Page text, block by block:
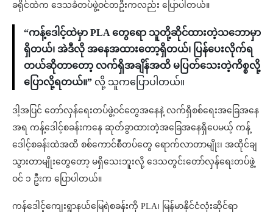
ခရိုင်ထဲက ဒေသခံတပ်ဖွဲ့ဝင်တဦးကလည်း ပြောပါတယ်။
“ကန့်ဒေါင့်ထဲမှာ PLA တွေရော သူတို့ဆိုင်ထားတဲ့သဘောမှာ
ရှိတယ်၊ အဲဒီလို အနေအထားတော့ရှိတယ်၊ ပြန်ပေးလိုက်ရ
တယ်ဆိုတာတော့ လက်ရှိအချိန်အထိ မပြတ်သေးတဲ့ကိစ္စလို့
ပြောလို့ရတယ်။” လို့ သူကပြောပါတယ်။
ဒါ့အပြင် တော်လှန်ရေးတပ်ဖွဲ့ဝင်တွေအနေနဲ့ လက်ရှိစစ်ရေးအခြေအနေ
အရ ကန့်ဒေါင့်စခန်းကနေ ဆုတ်ခွာထားတဲ့အခြေအနေရှိပေမယ့် ကန့်
ဒေါင့်စခန်းထဲအထိ စစ်ကောင်စီတပ်တွေ ရောက်လာတာမျိုး၊ အထိုင်ချ
သွားတာမျိုးတွေတော့ မရှိသေးဘူးလို့ ဒေသတွင်းတော်လှန်ရေးတပ်ဖွဲ့
ဝင် ၁ ဦးက ပြောပါတယ်။
ကန်ဒေါင့်ကျေးရွာနယ်မြေရဲစခန်းကို PLA၊ မြန်မာနိုင်ငံလုံးဆိုင်ရာ